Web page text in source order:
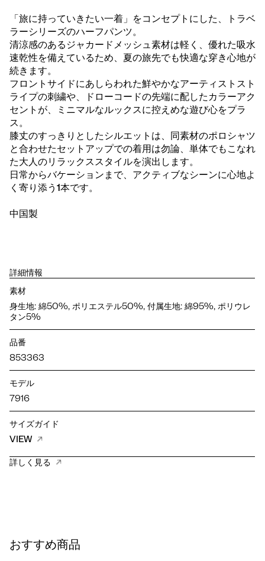
「旅に持っていきたい一着」をコンセプトにした、トラベ
ラーシリーズのハーフパンツ。
清涼感のあるジャカードメッシュ素材は軽く、優れた吸水
速乾性を備えているため、夏の旅先でも快適な穿き心地が
続きます。
フロントサイドにあしらわれた鮮やかなアーティストスト
ライプの刺繍や、ドローコードの先端に配したカラーアク
セントが、ミニマルなルックスに控えめな遊び心をプラ
ス。
膝丈のすっきりとしたシルエットは、同素材のポロシャツ
と合わせたセットアップでの着用は勿論、単体でもこなれ
た大人のリラックススタイルを演出します。
日常からバケーションまで、アクティブなシーンに心地よ
く寄り添う1本です。
中国製
詳細情報
素材
身生地: 綿50%, ポリエステル50%, 付属生地: 綿95%, ポリウレ
タン5%
品番
853363
モデル
7916
サイズガイド
VIEW
詳しく見る
おすすめ商品